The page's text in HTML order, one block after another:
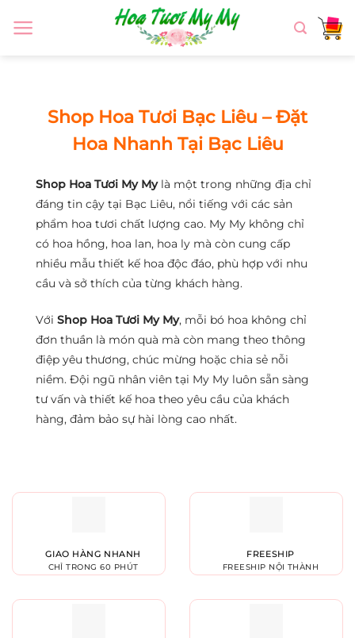
đến
Shop Hoa Tươi Bạc Liêu – Đặt
Hoa Nhanh Tại Bạc Liêu
Shop Hoa Tươi My Mylà một trong những địa chỉ
đáng tin cậy tại Bạc Liêu, nổi tiếng với các sản
phẩm hoa tươi chất lượng cao. My My không chỉ
có hoa hồng, hoa lan, hoa ly mà còn cung cấp
nhiều mẫu thiết kế hoa độc đáo, phù hợp với nhu
cầu và sở thích của từng khách hàng.
Với Shop Hoa Tươi My My, mỗi bó hoa không chỉ
đơn thuần là món quà mà còn mang theo thông
điệp yêu thương, chúc mừng hoặc chia sẻ nỗi
niềm. Đội ngũ nhân viên tại My My luôn sẵn sàng
tư vấn và thiết kế hoa theo yêu cầu của khách
hàng, đảm bảo sự hài lòng cao nhất.
GIAO HÀNG NHANH
CHỈ TRONG 60 PHÚT
FREESHIP
FREESHIP NỘI THÀNH